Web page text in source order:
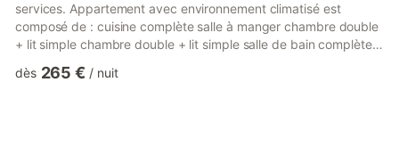
services. Appartement avec environnement climatisé est
composé de : cuisine complète salle à manger chambre double
+ lit simple chambre double + lit simple salle de bain complète
véranda est meublée avec table et chaises, chaises longues,
dès 265 € / nuit